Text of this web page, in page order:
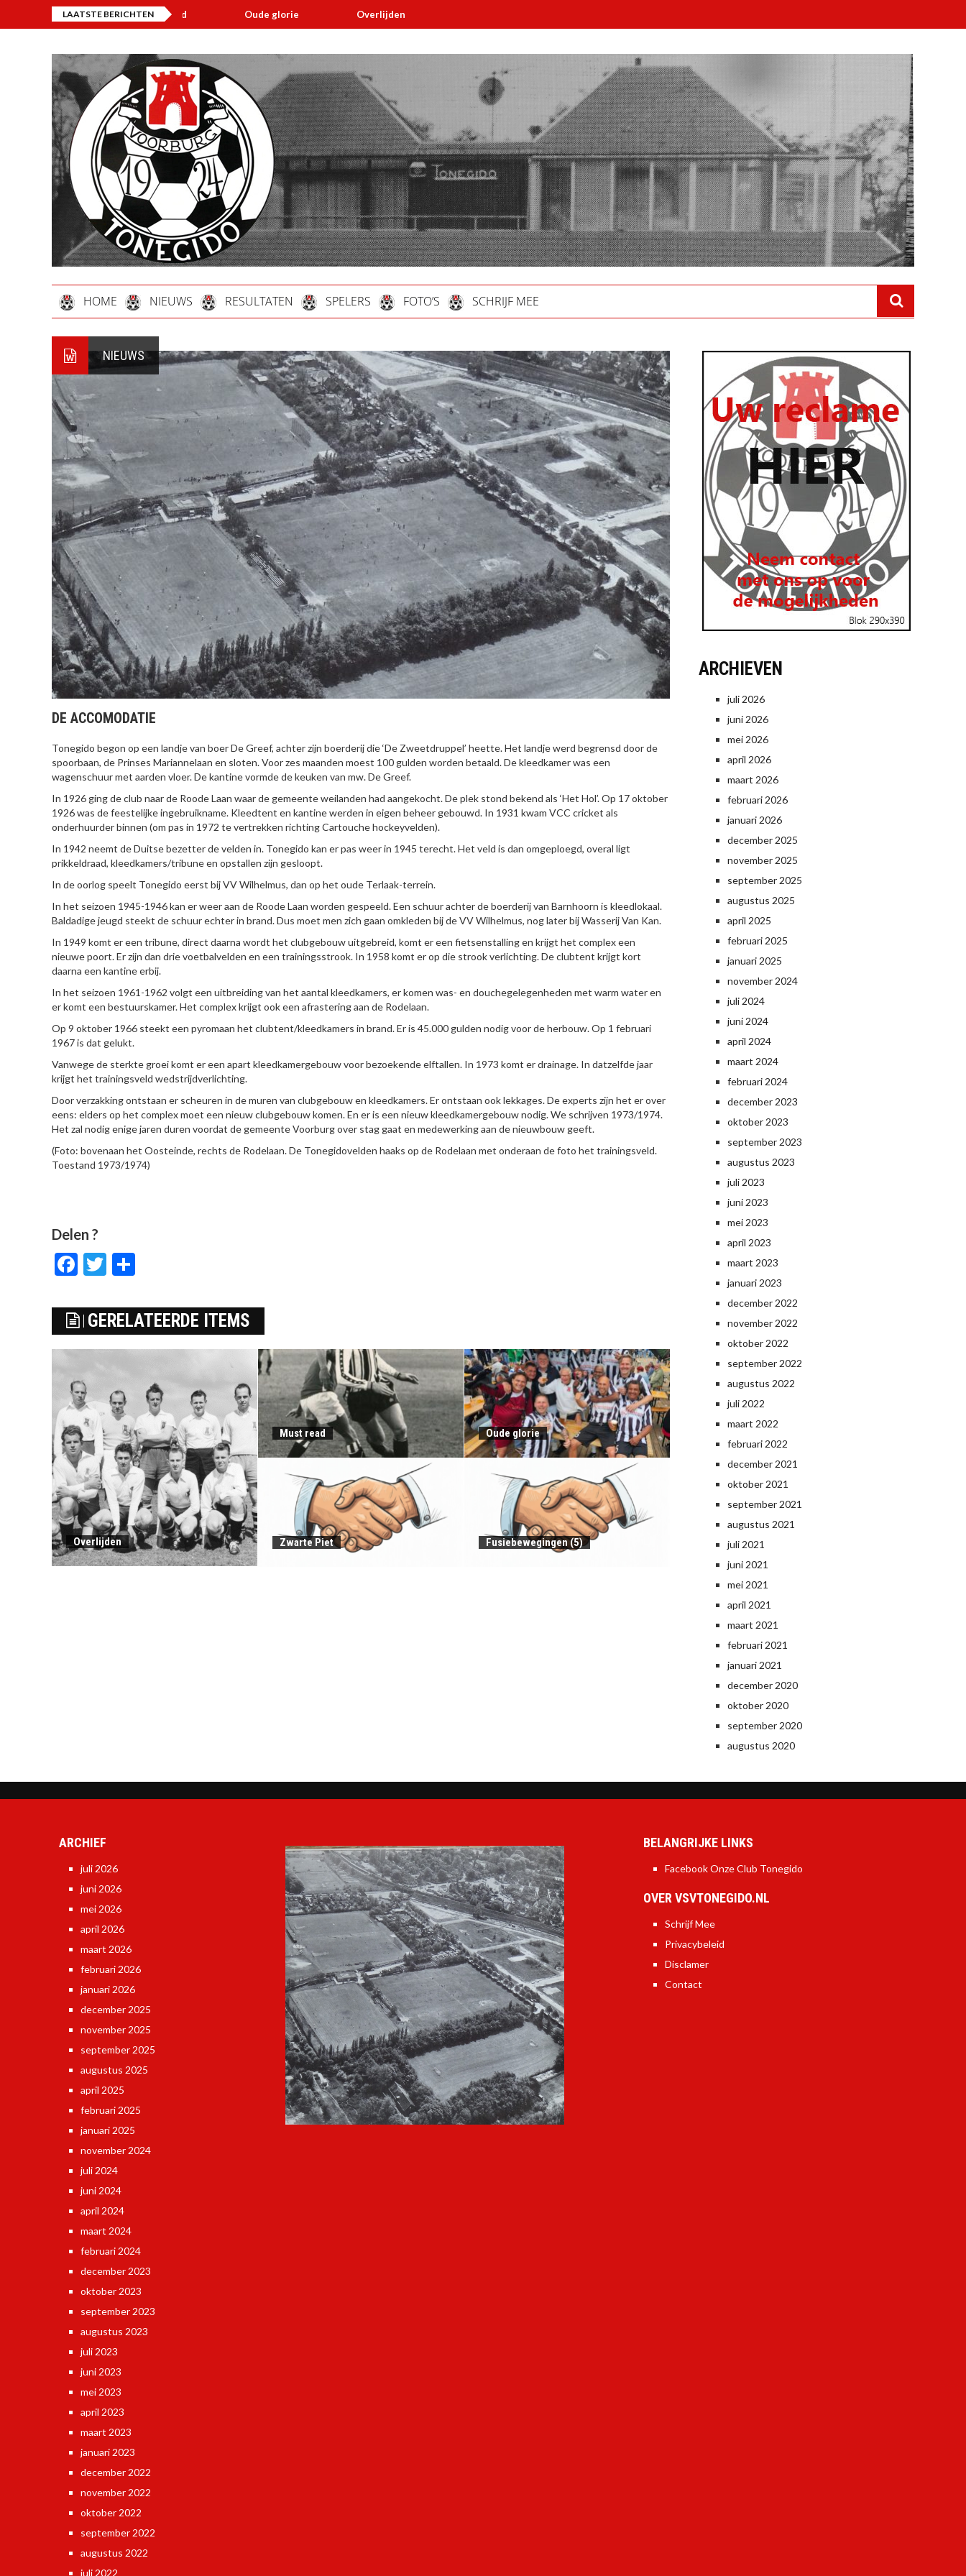
LAATSTE BERICHTEN Oude glorie Overlijden Must read
HOME NIEUWS RESULTATEN SPELERS FOTO’S SCHRIJF MEE
NIEUWS
DE ACCOMODATIE
Tonegido begon op een landje van boer De Greef, achter zijn boerderij die ‘De Zweetdruppel’ heette. Het landje werd begrensd door de
spoorbaan, de Prinses Mariannelaan en sloten. Voor zes maanden moest 100 gulden worden betaald. De kleedkamer was een
wagenschuur met aarden vloer. De kantine vormde de keuken van mw. De Greef.
In 1926 ging de club naar de Roode Laan waar de gemeente weilanden had aangekocht. De plek stond bekend als ‘Het Hol’. Op 17 oktober
1926 was de feestelijke ingebruikname. Kleedtent en kantine werden in eigen beheer gebouwd. In 1931 kwam VCC cricket als
onderhuurder binnen (om pas in 1972 te vertrekken richting Cartouche hockeyvelden).
In 1942 neemt de Duitse bezetter de velden in. Tonegido kan er pas weer in 1945 terecht. Het veld is dan omgeploegd, overal ligt
prikkeldraad, kleedkamers/tribune en opstallen zijn gesloopt.
In de oorlog speelt Tonegido eerst bij VV Wilhelmus, dan op het oude Terlaak-terrein.
In het seizoen 1945-1946 kan er weer aan de Roode Laan worden gespeeld. Een schuur achter de boerderij van Barnhoorn is kleedlokaal.
Baldadige jeugd steekt de schuur echter in brand. Dus moet men zich gaan omkleden bij de VV Wilhelmus, nog later bij Wasserij Van Kan.
In 1949 komt er een tribune, direct daarna wordt het clubgebouw uitgebreid, komt er een fietsenstalling en krijgt het complex een
nieuwe poort. Er zijn dan drie voetbalvelden en een trainingsstrook. In 1958 komt er op die strook verlichting. De clubtent krijgt kort
daarna een kantine erbij.
In het seizoen 1961-1962 volgt een uitbreiding van het aantal kleedkamers, er komen was- en douchegelegenheden met warm water en
er komt een bestuurskamer. Het complex krijgt ook een afrastering aan de Rodelaan.
Op 9 oktober 1966 steekt een pyromaan het clubtent/kleedkamers in brand. Er is 45.000 gulden nodig voor de herbouw. Op 1 februari
1967 is dat gelukt.
Vanwege de sterkte groei komt er een apart kleedkamergebouw voor bezoekende elftallen. In 1973 komt er drainage. In datzelfde jaar
krijgt het trainingsveld wedstrijdverlichting.
Door verzakking ontstaan er scheuren in de muren van clubgebouw en kleedkamers. Er ontstaan ook lekkages. De experts zijn het er over
eens: elders op het complex moet een nieuw clubgebouw komen. En er is een nieuw kleedkamergebouw nodig. We schrijven 1973/1974.
Het zal nodig enige jaren duren voordat de gemeente Voorburg over stag gaat en medewerking aan de nieuwbouw geeft.
(Foto: bovenaan het Oosteinde, rechts de Rodelaan. De Tonegidovelden haaks op de Rodelaan met onderaan de foto het trainingsveld.
Toestand 1973/1974)
Delen ?
Facebook
Twitter
GERELATEERDE ITEMS
Overlijden
Must read Oude glorie
Zwarte Piet Fusiebewegingen (5)
ARCHIEVEN
juli 2026
juni 2026
mei 2026
april 2026
maart 2026
februari 2026
januari 2026
december 2025
november 2025
september 2025
augustus 2025
april 2025
februari 2025
januari 2025
november 2024
juli 2024
juni 2024
april 2024
maart 2024
februari 2024
december 2023
oktober 2023
september 2023
augustus 2023
juli 2023
juni 2023
mei 2023
april 2023
maart 2023
januari 2023
december 2022
november 2022
oktober 2022
september 2022
augustus 2022
juli 2022
maart 2022
februari 2022
december 2021
oktober 2021
september 2021
augustus 2021
juli 2021
juni 2021
mei 2021
april 2021
maart 2021
februari 2021
januari 2021
december 2020
oktober 2020
september 2020
augustus 2020
ARCHIEF
juli 2026
juni 2026
mei 2026
april 2026
maart 2026
februari 2026
januari 2026
december 2025
november 2025
september 2025
augustus 2025
april 2025
februari 2025
januari 2025
november 2024
juli 2024
juni 2024
april 2024
maart 2024
februari 2024
december 2023
oktober 2023
september 2023
augustus 2023
juli 2023
juni 2023
mei 2023
april 2023
maart 2023
januari 2023
december 2022
november 2022
oktober 2022
september 2022
augustus 2022
juli 2022
BELANGRIJKE LINKS
Facebook Onze Club Tonegido
OVER VSVTONEGIDO.NL
Schrijf Mee
Privacybeleid
Disclamer
Contact